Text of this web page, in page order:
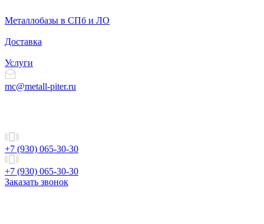
Металлобазы в СПб и ЛО
Доставка
Услуги
mc@metall-piter.ru
+7 (930) 065-30-30
+7 (930) 065-30-30
Заказать звонок